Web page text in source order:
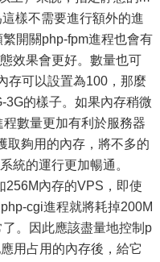
樣不需要進行額外的進
開關php-fpm進程也會有
效果會更好。數量也可
存可以設置為100，那麼
3G的樣子。如果內存稍微
數量更加有利於服務器
取夠用的內存，將不多的
統的運行更加暢通。
內存的VPS，即使
cgi進程就將耗掉200M
。因此應該盡量地控制p
用占用的內存後，給它